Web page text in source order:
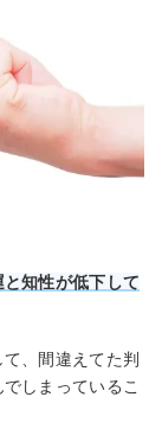
と知性が低下して
、間違えてた判
しまっているこ